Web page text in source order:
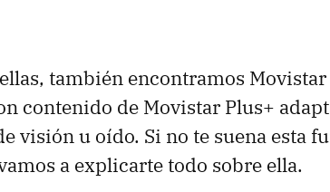
también encontramos Movistar
contenido de Movistar Plus+
visión u oído. Si no te suena esta
a explicarte todo sobre ella.